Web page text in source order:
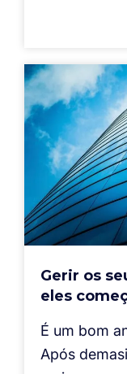
Gerir os
eles
É um bom
Após